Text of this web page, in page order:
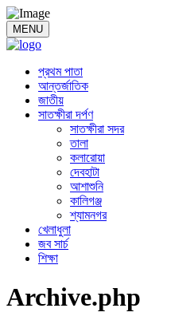
MENU
প্রথম পাতা
আন্তর্জাতিক
জাতীয়
সাতক্ষীরা দর্পণ
সাতক্ষীরা সদর
তালা
কলারোয়া
দেবহাটা
আশাশুনি
কালিগঞ্জ
শ্যামনগর
খেলাধুলা
জব সার্চ
শিক্ষা
Archive.php